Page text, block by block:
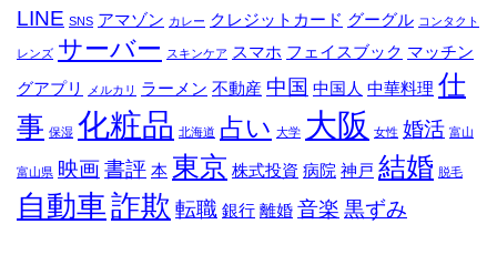
LINE SNS アマゾン カレー クレジットカード グーグル コンタクト
レンズ サーバー スキンケア スマホ フェイスブック マッチン
グアプリ
メルカリ ラーメン 不動産 中国 中国人 中華料理 仕
事 保湿 化粧品 北海道 占い 大学 大阪 女性 婚活 富山
富山県 映画書評 本 東京 株式投資 病院 神戸 結婚 脱毛
自動車詐欺 転職 銀行 離婚 音楽 黒ずみ